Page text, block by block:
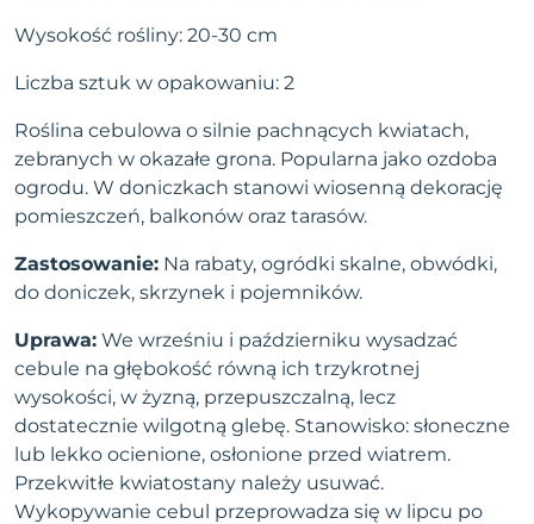
Wysokość rośliny: 20-30 cm
Liczba sztuk w opakowaniu: 2
Roślina cebulowa o silnie pachnących kwiatach,
zebranych w okazałe grona. Popularna jako ozdoba
ogrodu. W doniczkach stanowi wiosenną dekorację
pomieszczeń, balkonów oraz tarasów.
Zastosowanie: Na rabaty, ogródki skalne, obwódki,
do doniczek, skrzynek i pojemników.
Uprawa: We wrześniu i październiku wysadzać
cebule na głębokość równą ich trzykrotnej
wysokości, w żyzną, przepuszczalną, lecz
dostatecznie wilgotną glebę. Stanowisko: słoneczne
lub lekko ocienione, osłonione przed wiatrem.
Przekwitłe kwiatostany należy usuwać.
Wykopywanie cebul przeprowadza się w lipcu po